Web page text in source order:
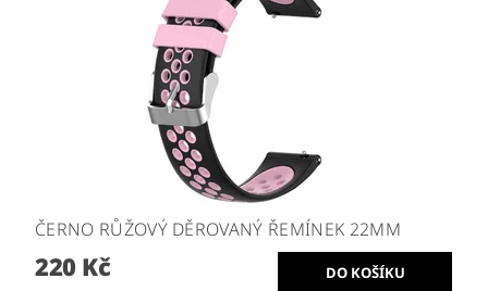
ČERNO RŮŽOVÝ DĚROVANÝ ŘEMÍNEK 22MM
220 Kč